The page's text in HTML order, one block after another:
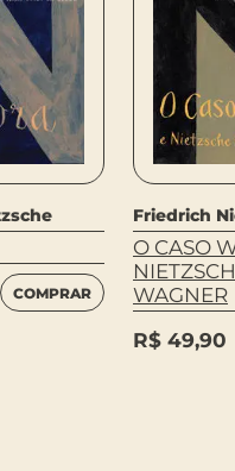
COMPRAR
Friedrich
O CASO
WAGNER
R$ 49,90